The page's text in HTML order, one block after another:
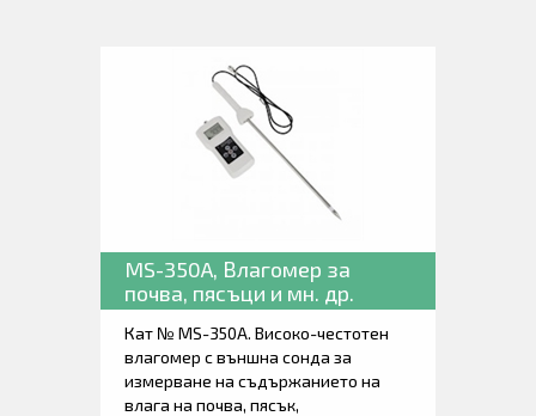
MS-350A, Влагомер за
почва, пясъци и мн. др.
Кат № MS-350A. Високо-честотен
влагомер с външна сонда за
измерване на съдържанието на
влага на почва, пясък,